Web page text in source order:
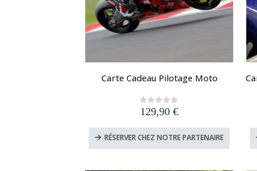
Carte Cadeau Pilotage Moto
0 out of 5
129,90€
RÉSERVER CHEZ NOTRE PARTENAIRE